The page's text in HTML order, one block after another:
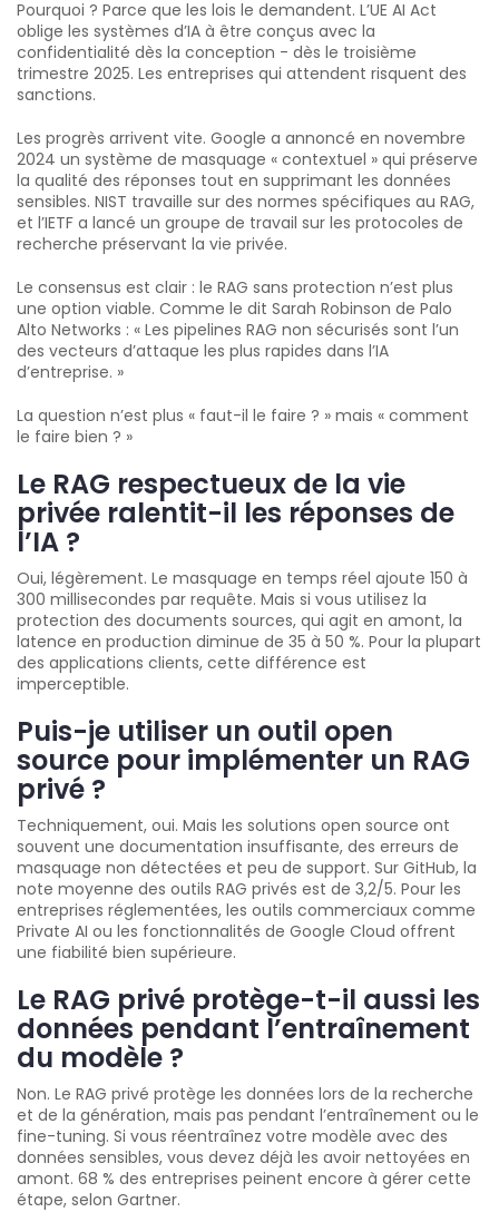
Pourquoi ? Parce que les lois le demandent. L’UE AI Act
oblige les systèmes d’IA à être conçus avec la
confidentialité dès la conception - dès le troisième
trimestre 2025. Les entreprises qui attendent risquent des
sanctions.
Les progrès arrivent vite. Google a annoncé en novembre
2024 un système de masquage « contextuel » qui préserve
la qualité des réponses tout en supprimant les données
sensibles. NIST travaille sur des normes spécifiques au RAG,
et l’IETF a lancé un groupe de travail sur les protocoles de
recherche préservant la vie privée.
Le consensus est clair : le RAG sans protection n’est plus
une option viable. Comme le dit Sarah Robinson de Palo
Alto Networks : « Les pipelines RAG non sécurisés sont l’un
des vecteurs d’attaque les plus rapides dans l’IA
d’entreprise. »
La question n’est plus « faut-il le faire ? » mais « comment
le faire bien ? »
Le RAG respectueux de la vie
privée ralentit-il les réponses de
l’IA ?
Oui, légèrement. Le masquage en temps réel ajoute 150 à
300 millisecondes par requête. Mais si vous utilisez la
protection des documents sources, qui agit en amont, la
latence en production diminue de 35 à 50 %. Pour la plupart
des applications clients, cette différence est
imperceptible.
Puis-je utiliser un outil open
source pour implémenter un RAG
privé ?
Techniquement, oui. Mais les solutions open source ont
souvent une documentation insuffisante, des erreurs de
masquage non détectées et peu de support. Sur GitHub, la
note moyenne des outils RAG privés est de 3,2/5. Pour les
entreprises réglementées, les outils commerciaux comme
Private AI ou les fonctionnalités de Google Cloud offrent
une fiabilité bien supérieure.
Le RAG privé protège-t-il aussi les
données pendant l’entraînement
du modèle ?
Non. Le RAG privé protège les données lors de la recherche
et de la génération, mais pas pendant l’entraînement ou le
fine-tuning. Si vous réentraînez votre modèle avec des
données sensibles, vous devez déjà les avoir nettoyées en
amont. 68 % des entreprises peinent encore à gérer cette
étape, selon Gartner.